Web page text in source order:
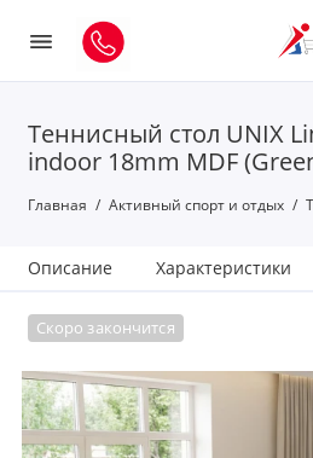
Теннисный стол UNIX
indoor 18mm MDF
Главная Активный спорт и отдых
Описание Характеристики
Скоро закончится